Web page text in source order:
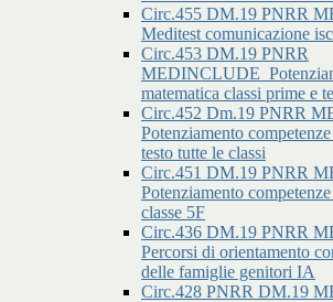
Circ.455 DM.19 PNRR
Meditest comunicazione
Circ.453 DM.19 PNRR
matematica classi prime e
Circ.452 Dm.19 PNRR
Potenziamento
testo tutte le classi
Circ.451 DM.19 PNRR
Potenziamento
classe 5F
Circ.436 DM.19 PNRR
Percorsi di orientamento
delle famiglie genitori IA
Circ.428 PNRR DM.19